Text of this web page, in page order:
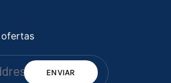
ofertas
ENVIAR